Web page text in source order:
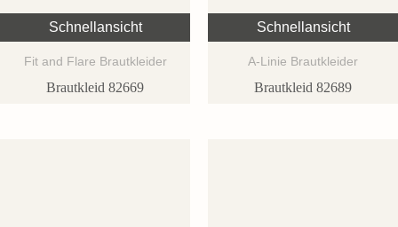
Schnellansicht
Fit and Flare Brautkleider
Brautkleid 82669
Schnellansicht
A-Linie Brautkleider
Brautkleid 82689